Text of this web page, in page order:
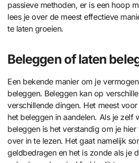
passieve methoden, er is een hoop
lees je over de meest effectieve
te laten groeien.
Beleggen of laten
Een bekende manier om je
beleggen. Beleggen kan op
verschillende dingen. Het meest
het beleggen in aandelen. Als je zelf
beleggen is het verstandig om je
over in te lezen. Het gaat namelijk
geldbedragen en het is zonde als je